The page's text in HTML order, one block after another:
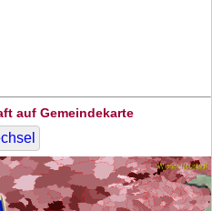
auf Gemeindekarte